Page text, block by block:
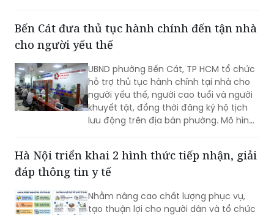
Bến Cát đưa thủ tục hành chính đến tận nhà
cho người yếu thế
UBND phường Bến Cát, TP HCM tổ chức
hỗ trợ thủ tục hành chính tại nhà cho
người yếu thế, người cao tuổi và người
khuyết tật, đồng thời đăng ký hộ tịch
lưu động trên địa bàn phường. Mô hình
Hà Nội triển khai 2 hình thức tiếp nhận, giải
đáp thông tin y tế
Nhằm nâng cao chất lượng phục vụ,
tạo thuận lợi cho người dân và tổ chức